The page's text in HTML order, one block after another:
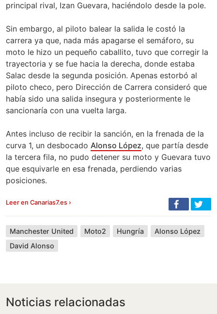
principal rival, Izan Guevara, haciéndolo desde la pole.
Sin embargo, al piloto balear la salida le costó la
carrera ya que, nada más apagarse el semáforo, su
moto le hizo un pequeño caballito, tuvo que corregir la
trayectoria y se fue hacia la derecha, donde estaba
Salac desde la segunda posición. Apenas estorbó al
piloto checo, pero Dirección de Carrera consideró que
había sido una salida insegura y posteriormente le
sancionaría con una vuelta larga.
Antes incluso de recibir la sanción, en la frenada de la
curva 1, un desbocado Alonso López, que partía desde
la tercera fila, no pudo detener su moto y Guevara tuvo
que esquivarle en esa frenada, perdiendo varias
posiciones.
Leer en Canarias7.es ›
Manchester United Moto2 Hungría
Alonso López
David Alonso
Noticias relacionadas